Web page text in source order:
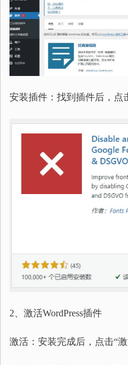
安装插件：找到插件后，点
2、激活WordPress插件
激活：安装完成后，点击“